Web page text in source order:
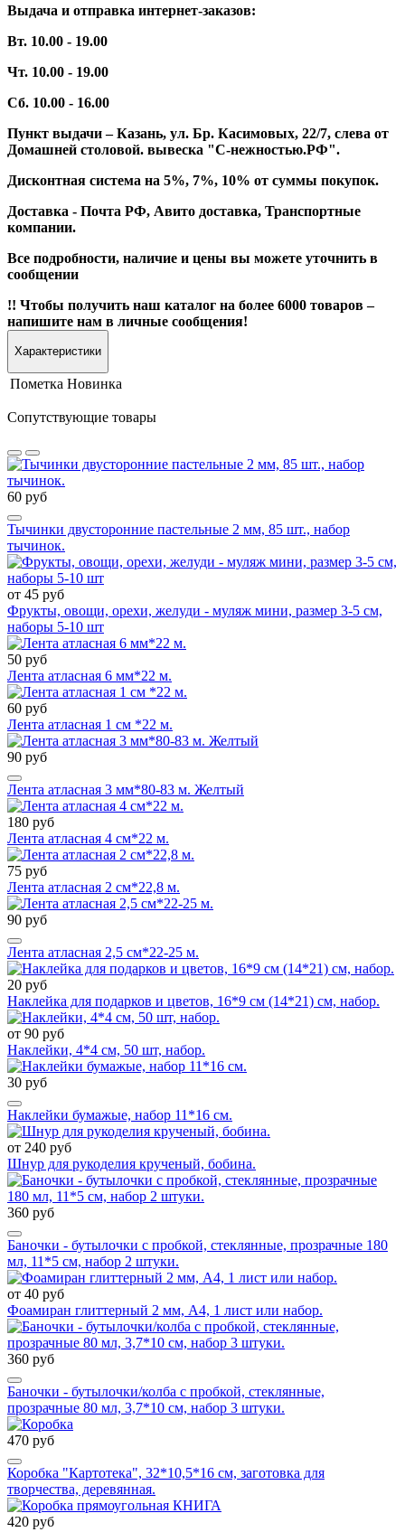
Выдача и отправка интернет-заказов:
Вт. 10.00 - 19.00
Чт. 10.00 - 19.00
Сб. 10.00 - 16.00
Пункт выдачи – Казань, ул. Бр. Касимовых, 22/7, слева от
Домашней столовой. вывеска "С-нежностью.РФ".
Дисконтная система на 5%, 7%, 10% от суммы покупок.
Доставка - Почта РФ, Авито доставка, Транспортные
компании.
Все подробности, наличие и цены вы можете уточнить в
сообщении
!! Чтобы получить наш каталог на более 6000 товаров –
напишите нам в личные сообщения!
Характеристики
Пометка Новинка
Сопутствующие товары
60 руб
Тычинки двусторонние пастельные 2 мм, 85 шт., набор
тычинок.
от 45 руб
Фрукты, овощи, орехи, желуди - муляж мини, размер 3-5 см,
наборы 5-10 шт
50 руб
Лента атласная 6 мм*22 м.
60 руб
Лента атласная 1 см *22 м.
90 руб
Лента атласная 3 мм*80-83 м. Желтый
180 руб
Лента атласная 4 см*22 м.
75 руб
Лента атласная 2 см*22,8 м.
90 руб
Лента атласная 2,5 см*22-25 м.
20 руб
Наклейка для подарков и цветов, 16*9 см (14*21) см, набор.
от 90 руб
Наклейки, 4*4 см, 50 шт, набор.
30 руб
Наклейки бумажые, набор 11*16 см.
от 240 руб
Шнур для рукоделия крученый, бобина.
360 руб
Баночки - бутылочки с пробкой, стеклянные, прозрачные 180
мл, 11*5 см, набор 2 штуки.
от 40 руб
Фоамиран глиттерный 2 мм, А4, 1 лист или набор.
360 руб
Баночки - бутылочки/колба с пробкой, стеклянные,
прозрачные 80 мл, 3,7*10 см, набор 3 штуки.
470 руб
Коробка "Картотека", 32*10,5*16 см, заготовка для
творчества, деревянная.
420 руб